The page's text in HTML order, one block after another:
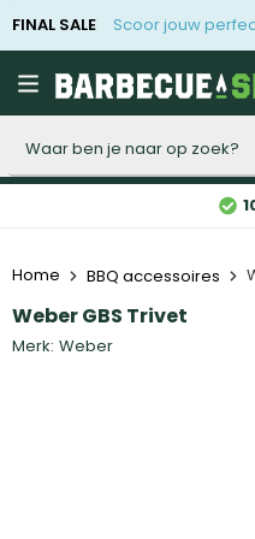
FINAL SALE Scoor jouw
Home BBQ accessoires
Weber GBS Trivet
Merk: Weber